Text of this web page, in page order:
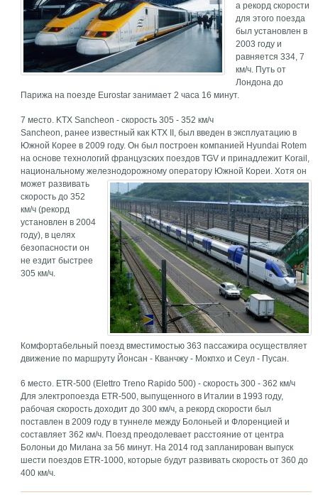
а рекорд скорости
для этого поезда
был установлен в
2003 году и
равняется 334, 7
км/ч. Путь от
Лондона до
Парижа на поезде Eurostar занимает 2 часа 16 минут.
7 место. KTX Sancheon - скорость 305 - 352 км/ч
Sancheon, ранее известный как KTX II, был введен в эксплуатацию в
Южной Корее в 2009 году. Он был построен компанией Hyundai Rotem
на основе технологий французских поездов TGV и принадлежит Korail,
национальному железнодорожному оператору Южной Кореи. Хотя он
может развивать
скорость до 352
км/ч (рекорд
установлен в 2004
году), в целях
безопасности он
не ездит быстрее
305 км/ч.
Комфортабельный поезд вместимостью 363 пассажира осуществляет
движение по маршруту Йонсан - Кванчжу - Мокпхо и Сеул - Пусан.
6 место. ETR-500 (Elettro Treno Rapido 500) - скорость 300 - 362 км/ч
Для электропоезда ETR-500, выпущенного в Италии в 1993 году,
рабочая скорость доходит до 300 км/ч, а рекорд скорости был
поставлен в 2009 году в туннеле между Болоньей и Флоренцией и
составляет 362 км/ч. Поезд преодолевает расстояние от центра
Болоньи до Милана за 56 минут. На 2014 год запланирован выпуск
шести поездов ETR-1000, которые будут развивать скорость от 360 до
400 км/ч.